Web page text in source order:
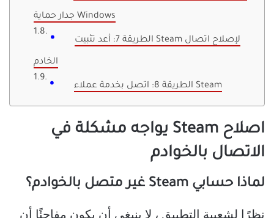
جدار حماية Windows
الطريقة 7: أعد تثبيت Steam لإصلاح اتصال
الخادم
الطريقة 8: اتصل بخدمة عملاء Steam
اصلاح Steam يواجه مشكلة في
الاتصال بالخوادم
لماذا حسابي Steam غير متصل بالخوادم؟
نظرًا لشعبية التطبيق ، لا ينبغي أن يكون مفاجئًا أن